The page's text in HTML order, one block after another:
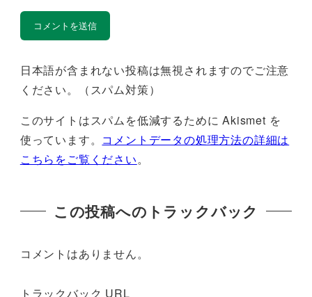
日本語が含まれない投稿は無視されますのでご注意
ください。（スパム対策）
このサイトはスパムを低減するために Akismet を
使っています。 コメントデータの処理方法の詳細は
こちらをご覧ください。
この投稿へのトラックバック
コメントはありません。
トラックバック URL